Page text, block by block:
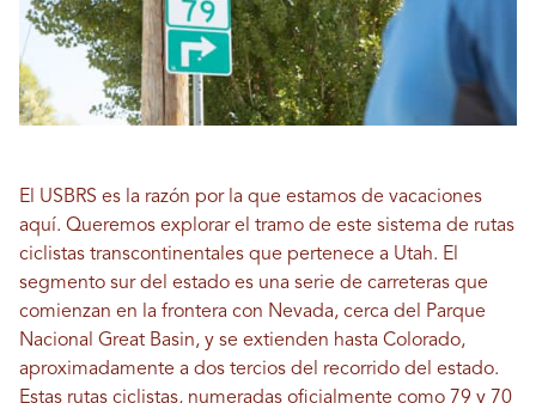
El USBRS es la razón por la que estamos de vacaciones
aquí. Queremos explorar el tramo de este sistema de rutas
ciclistas transcontinentales que pertenece a Utah. El
segmento sur del estado es una serie de carreteras que
comienzan en la frontera con Nevada, cerca del Parque
Nacional Great Basin, y se extienden hasta Colorado,
aproximadamente a dos tercios del recorrido del estado.
Estas rutas ciclistas, numeradas oficialmente como 79 y 70